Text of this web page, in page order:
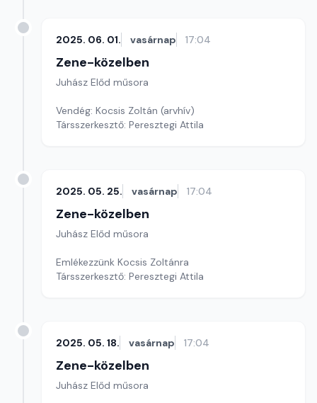
2025. 06. 01. vasárnap 17:04
Zene-közelben
Juhász Előd műsora
Vendég: Kocsis Zoltán (arvhív)
Társszerkesztő: Peresztegi Attila
2025. 05. 25. vasárnap 17:04
Zene-közelben
Juhász Előd műsora
Emlékezzünk Kocsis Zoltánra
Társszerkesztő: Peresztegi Attila
2025. 05. 18. vasárnap 17:04
Zene-közelben
Juhász Előd műsora